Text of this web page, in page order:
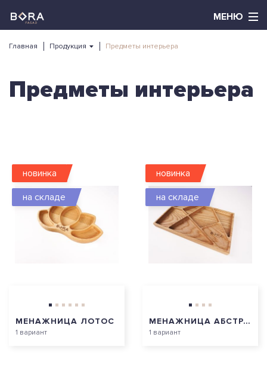
Главная Продукция Предметы интерьера
Предметы интерьера
новинка
на складе
МЕНАЖНИЦА ЛОТОС
1 вариант
новинка
на складе
МЕНАЖНИЦА АБСТРАКЦИЯ
1 вариант